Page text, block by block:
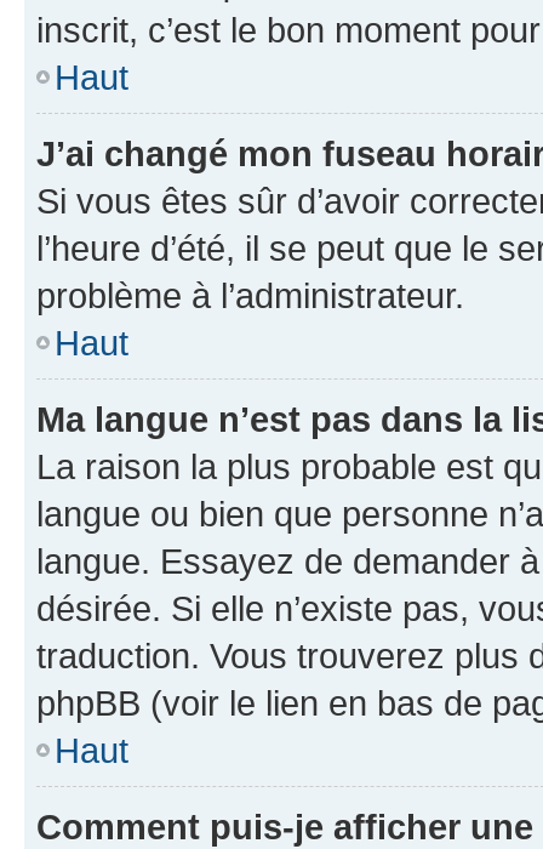
inscrit, c’est le bon moment
Haut
J’ai changé mon fuseau
Si vous êtes sûr d’avoir
l’heure d’été, il se peut que le
problème à l’administrateur.
Haut
Ma langue n’est pas dans la
La raison la plus probable est
langue ou bien que personne
langue. Essayez de demander
désirée. Si elle n’existe pas,
traduction. Vous trouverez plus
phpBB (voir le lien en bas de
Haut
Comment puis-je afficher